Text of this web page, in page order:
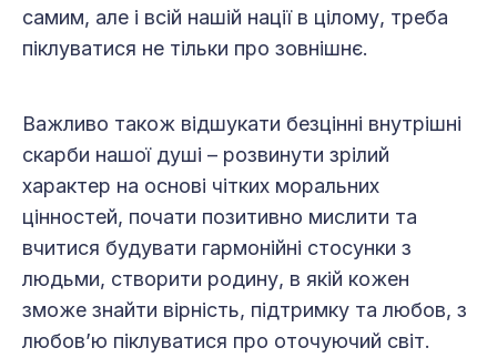
самим, але і всій нашій нації в цілому, треба
піклуватися не тільки про зовнішнє.
Важливо також відшукати безцінні внутрішні
скарби нашої душі – розвинути зрілий
характер на основі чітких моральних
цінностей, почати позитивно мислити та
вчитися будувати гармонійні стосунки з
людьми, створити родину, в якій кожен
зможе знайти вірність, підтримку та любов, з
любов’ю піклуватися про оточуючий світ.